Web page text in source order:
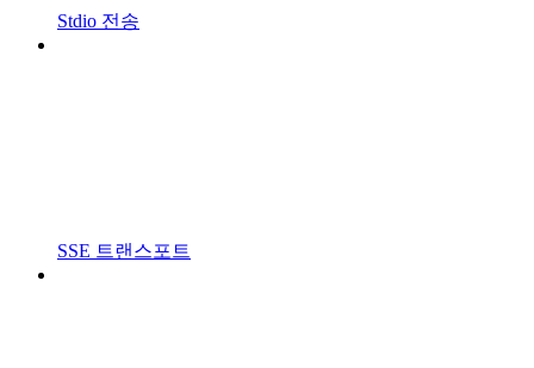
Stdio 전송
SSE 트랜스포트